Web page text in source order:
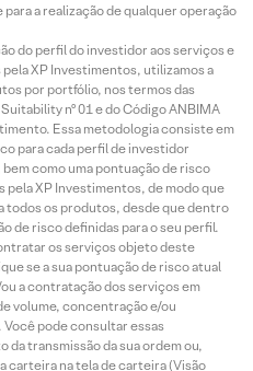
a realização de qualquer operação
do perfil do investidor aos serviços e
XP Investimentos, utilizamos a
por portfólio, nos termos das
nº 01 e do Código ANBIMA
Essa metodologia consiste em
para cada perfil de investidor
como uma pontuação de risco
pela XP Investimentos, de modo que
todos os produtos, desde que dentro
de risco definidas para o seu perfil.
os serviços objeto deste
se a sua pontuação de risco atual
a contratação dos serviços em
volume, concentração e/ou
Você pode consultar essas
transmissão da sua ordem ou,
carteira na tela de carteira (Visão